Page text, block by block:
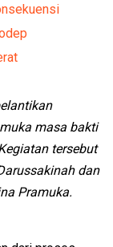
masa bakti
tersebut
dan
Pramuka.